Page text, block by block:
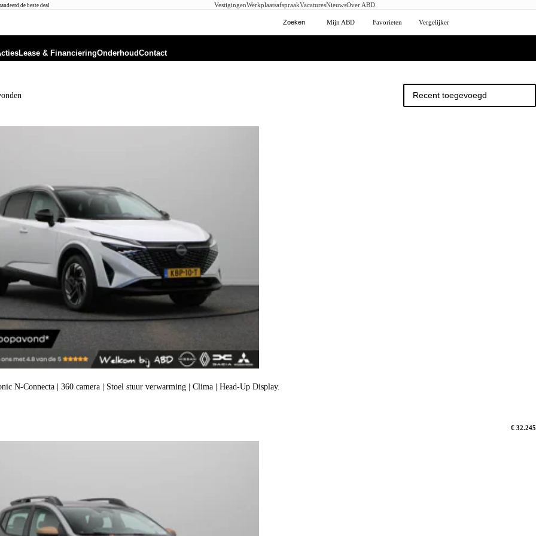
de beste deal VestigingenWerkplaatsafspraakVacaturesNieuwsOver ABD
Zoeken Mijn ABD Favorieten Vergelijker
Lease & FinancieringOnderhoudContact
N-Connecta | 360 camera | Stoel stuur verwarming | Clima | Head-Up Display.
€ 32.245